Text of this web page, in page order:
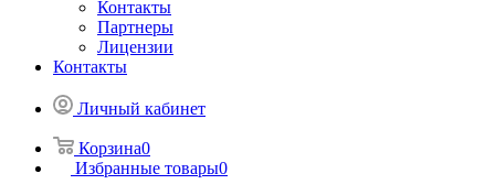
Контакты
Партнеры
Лицензии
Контакты
Личный кабинет
Корзина0
Избранные товары0